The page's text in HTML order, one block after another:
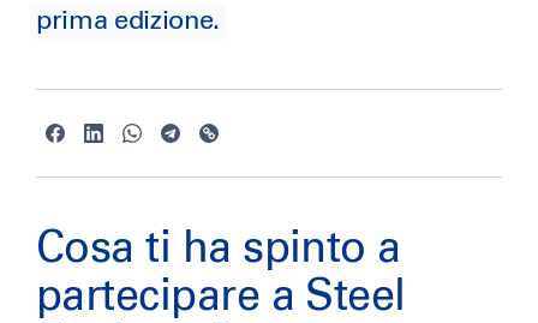
prima edizione.
Cosa ti ha spinto a
partecipare a Steel